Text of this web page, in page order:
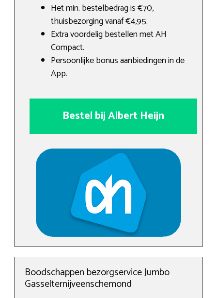
Het min. bestelbedrag is €70,
thuisbezorging vanaf €4,95.
Extra voordelig bestellen met AH
Compact.
Persoonlijke bonus aanbiedingen in de
App.
Bestel bij Albert Heijn
Boodschappen bezorgservice Jumbo
Gasselternijveenschemond